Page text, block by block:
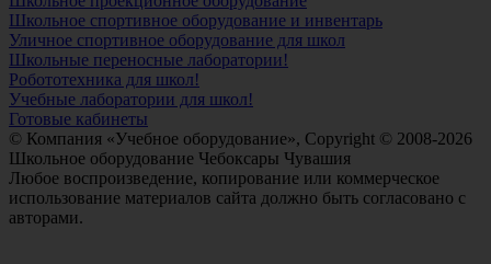
Школьное спортивное оборудование и инвентарь
Уличное спортивное оборудование для школ
Школьные переносные лаборатории!
Робототехника для школ!
Учебные лаборатории для школ!
Готовые кабинеты
© Компания «Учебное оборудование», Copyright © 2008-2026
Школьное оборудование Чебоксары Чувашия
Любое воспроизведение, копирование или коммерческое
использование материалов сайта должно быть согласовано с
авторами.